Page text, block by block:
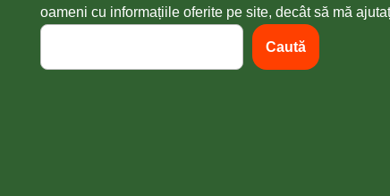
oameni cu informațiile oferite pe site, decât să mă
Caută